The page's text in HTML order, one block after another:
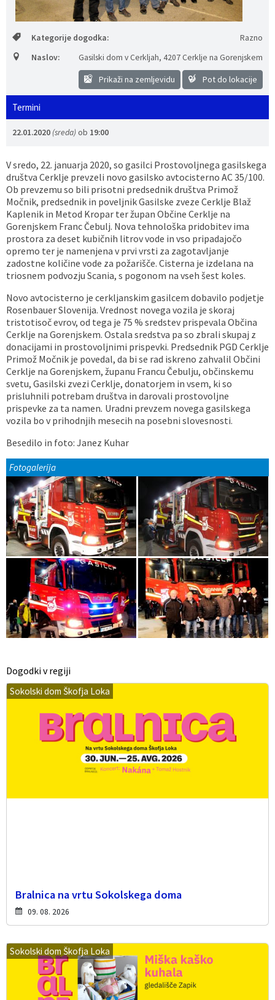
Kategorije dogodka:
Razno
Naslov:
Gasilski dom v Cerkljah, 4207 Cerklje na Gorenjskem
Prikaži na zemljevidu Pot do lokacije
Termini
22.01.2020 (sreda)ob 19:00
V sredo, 22. januarja 2020, so gasilci Prostovoljnega gasilskega
društva Cerklje prevzeli novo gasilsko avtocisterno AC 35/100.
Ob prevzemu so bili prisotni predsednik društva Primož
Močnik, predsednik in poveljnik Gasilske zveze Cerklje Blaž
Kaplenik in Metod Kropar ter župan Občine Cerklje na
Gorenjskem Franc Čebulj. Nova tehnološka pridobitev ima
prostora za deset kubičnih litrov vode in vso pripadajočo
opremo ter je namenjena v prvi vrsti za zagotavljanje
zadostne količine vode za požarišče. Cisterna je izdelana na
triosnem podvozju Scania, s pogonom na vseh šest koles.
Novo avtocisterno je cerkljanskim gasilcem dobavilo podjetje
Rosenbauer Slovenija. Vrednost novega vozila je skoraj
tristotisoč evrov, od tega je 75 % sredstev prispevala Občina
Cerklje na Gorenjskem. Ostala sredstva pa so zbrali skupaj z
donacijami in prostovoljnimi prispevki. Predsednik PGD Cerklje
Primož Močnik je povedal, da bi se rad iskreno zahvalil Občini
Cerklje na Gorenjskem, županu Francu Čebulju, občinskemu
svetu, Gasilski zvezi Cerklje, donatorjem in vsem, ki so
prisluhnili potrebam društva in darovali prostovoljne
prispevke za ta namen. Uradni prevzem novega gasilskega
vozila bo v prihodnjih mesecih na posebni slovesnosti.
Besedilo in foto: Janez Kuhar
Fotogalerija
Dogodki v regiji
Sokolski dom Škofja Loka
Bralnica na vrtu Sokolskega doma
09. 08. 2026
Sokolski dom Škofja Loka
Vaške skupnosti
Medobčinski inšpektorat
Gasilstvo, zaščita in reševanje
Načrt ravnanja s stvarnim premoženjem
Galerija slik
Dokumenti v javni obravnavi